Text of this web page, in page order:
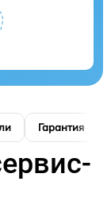
Гарантия